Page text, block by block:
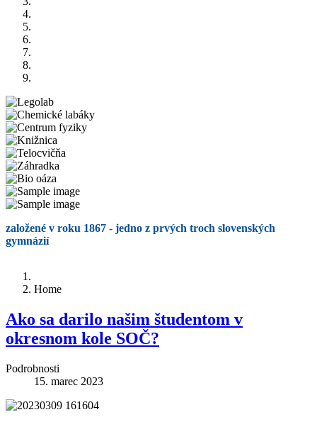
založené v roku 1867 - jedno z prvých troch slovenských
gymnázií
Home
Ako sa darilo našim študentom v
okresnom kole SOČ?
Podrobnosti
15. marec 2023